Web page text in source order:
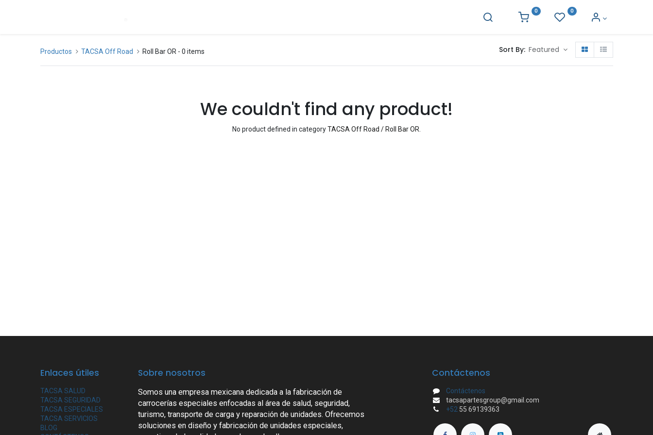
0 0
Productos TACSA Off Road Roll Bar OR - 0 items Sort By: Featured
We couldn't find any product!
No product defined in categoryTACSA Off Road / Roll Bar OR
Enlaces útiles
TACSA SALUD
TACSA SEGURIDAD
TACSA ESPECIALES
TACSA SERVICIOS
BLOG
Sobre nosotros
Somos una empresa mexicana dedicada a la fabricación de
carrocerías especiales enfocadas al área de salud, seguridad,
turismo, transporte de carga y reparación de unidades. Ofrecemos
soluciones en diseño y fabricación de unidades especiales,
Contáctenos
Contáctenos
tacsapartesgroup@gmail.com
+52 55 69139363